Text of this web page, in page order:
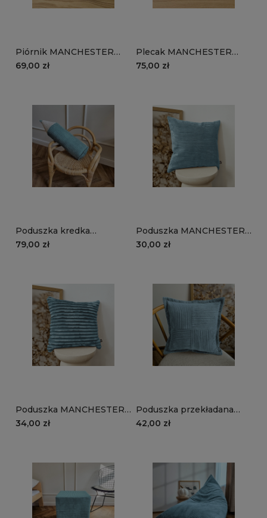
Piórnik MANCHESTER
LN75 | turkusowy
69,00 zł
Plecak MANCHESTER
LN75 | turkusowy
75,00 zł
Poduszka kredka
MANCHESTER LN75 |
79,00 zł
Poduszka MANCHESTER
LN75 | turkusowy
30,00 zł
Poduszka MANCHESTER
TL75 | turkusowy
34,00 zł
Poduszka przekładana
MANCHESTER LN75 |
42,00 zł